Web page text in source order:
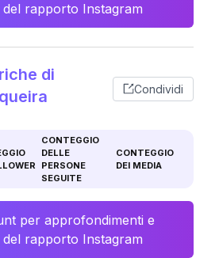
del rapporto Instagram
di
Condividi
CONTEGGIO
DELLE
PERSONE
SEGUITE
CONTEGGIO
DEI MEDIA
per approfondimenti e
del rapporto Instagram